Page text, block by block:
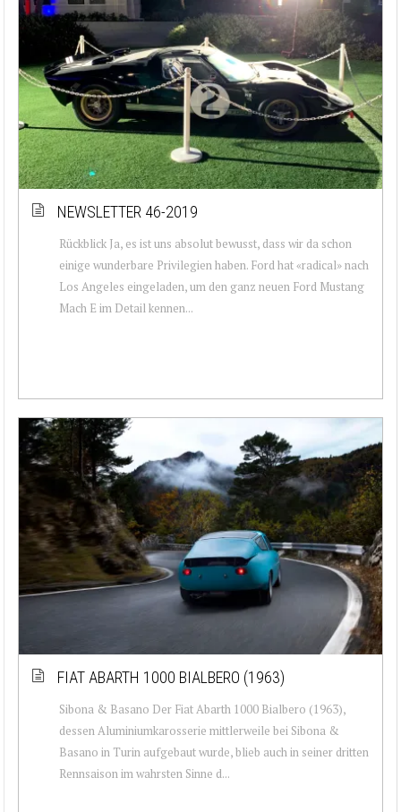
NEWSLETTER 46-2019
Rückblick Ja, es ist uns absolut bewusst, dass wir da schon
einige wunderbare Privilegien haben. Ford hat «radical» nach
Los Angeles eingeladen, um den ganz neuen Ford Mustang
Mach E im Detail kennen...
FIAT ABARTH 1000 BIALBERO (1963)
Sibona & Basano Der Fiat Abarth 1000 Bialbero (1963),
dessen Aluminiumkarosserie mittlerweile bei Sibona &
Basano in Turin aufgebaut wurde, blieb auch in seiner dritten
Rennsaison im wahrsten Sinne d...